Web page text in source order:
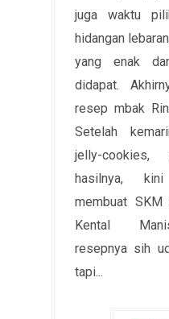
juga waktu
hidangan
yang enak
didapat.
resep mbak
Setelah
jelly-
hasilnya,
membuat
Kental
resepnya sih
tapi...